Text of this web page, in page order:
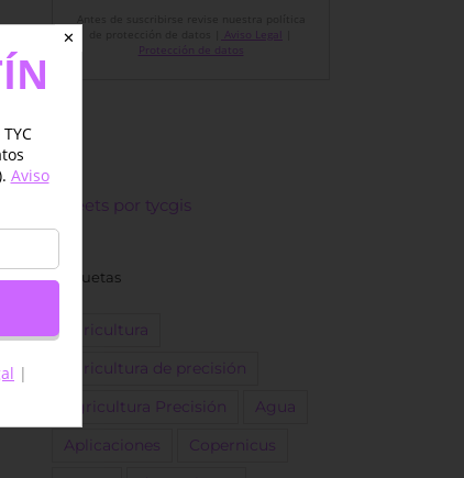
Aviso Legal
Protección de datos
Tweets por tycgis
Etiquetas
agricultura
agricultura de precisión
Agricultura Precisión Agua
Aplicaciones Copernicus
✕
Aviso
|